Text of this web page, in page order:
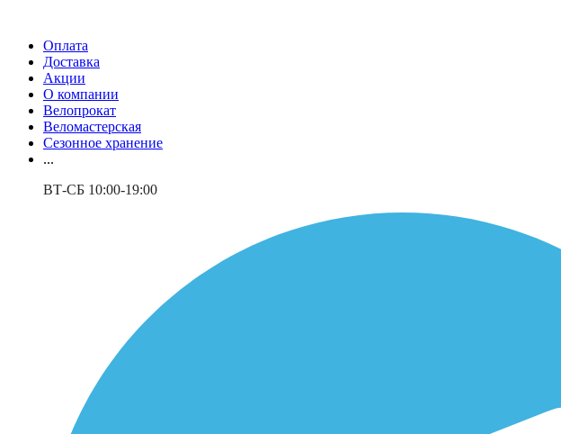
Оплата
Доставка
Акции
О компании
Велопрокат
Веломастерская
Сезонное хранение
...
ВТ-СБ 10:00-19:00